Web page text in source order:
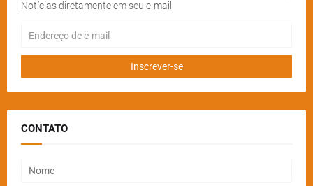
Notícias diretamente em seu e-mail.
CONTATO